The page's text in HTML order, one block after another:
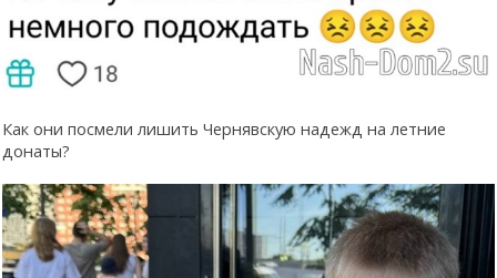
Как они посмели лишить Чернявскую надежд на летние
донаты?